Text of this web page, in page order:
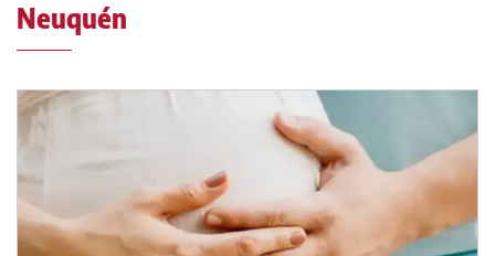
Neuquén